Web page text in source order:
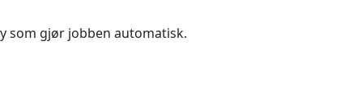
som gjør jobben automatisk.